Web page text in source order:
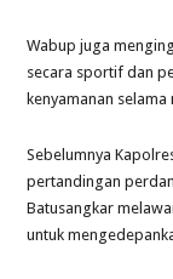
Wabup juga
secara sportif dan
kenyamanan
Sebelumnya
pertandingan
Batusangkar
untuk